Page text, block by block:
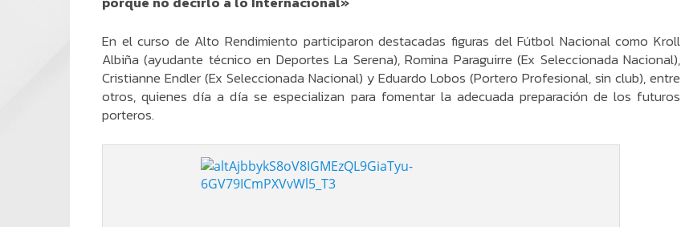
En el curso de Alto Rendimiento participaron destacadas figuras del Fútbol Nacional como Kroll
Albiña (ayudante técnico en Deportes La Serena), Romina Paraguirre (Ex Seleccionada Nacional),
Cristianne Endler (Ex Seleccionada Nacional) y Eduardo Lobos (Portero Profesional, sin club), entre
otros, quienes día a día se especializan para fomentar la adecuada preparación de los futuros
porteros.